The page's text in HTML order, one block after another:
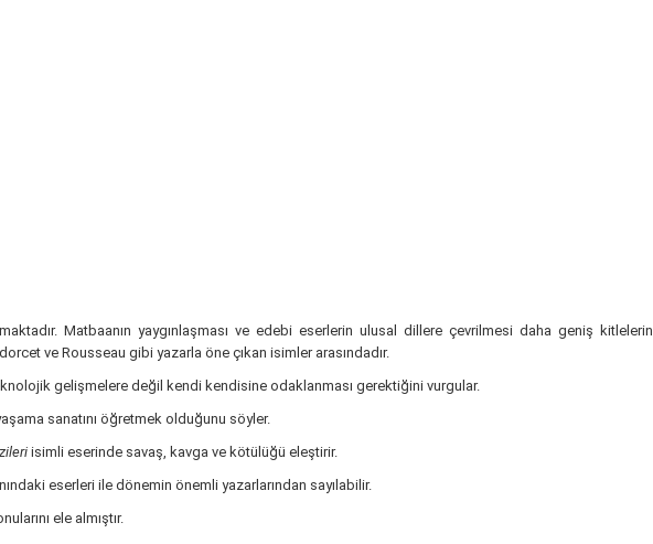
Matbaanın yaygınlaşması ve edebi eserlerin ulusal dillere çevrilmesi daha geniş
ve Rousseau gibi yazarla öne çıkan isimler arasındadır.
gelişmelere değil kendi kendisine odaklanması gerektiğini vurgular.
sanatını öğretmek olduğunu söyler.
isimli eserinde savaş, kavga ve kötülüğü eleştirir.
eserleri ile dönemin önemli yazarlarından sayılabilir.
ele almıştır.